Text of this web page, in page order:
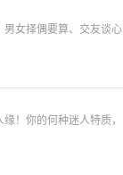
女择偶要算、交友谈心
！你的何种迷人特质，